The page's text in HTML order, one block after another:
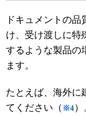
ドキュメントの
け、受け渡しに特
するような製品の
ます。
たとえば、海外に
てください（ ※4）